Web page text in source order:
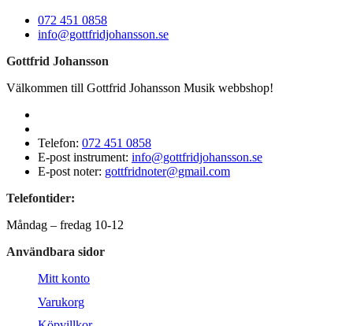
072 451 0858
info@gottfridjohansson.se
Gottfrid Johansson
Välkommen till Gottfrid Johansson Musik webbshop!
Telefon: 072 451 0858
E-post instrument: info@gottfridjohansson.se
E-post noter: gottfridnoter@gmail.com
Telefontider:
Måndag – fredag 10-12
Användbara sidor
Mitt konto
Varukorg